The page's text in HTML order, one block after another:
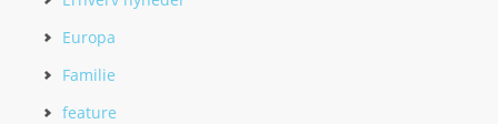
Europa
Familie
feature